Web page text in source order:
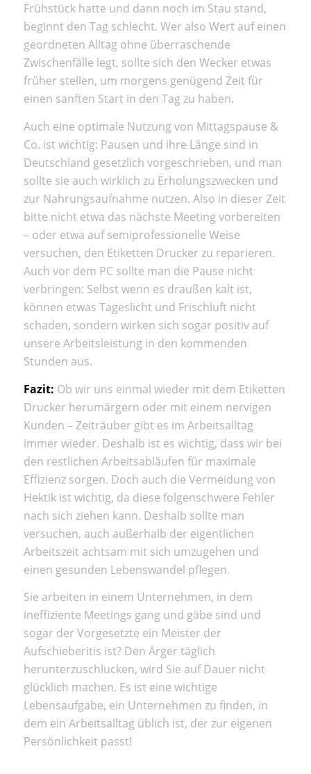
Frühstück hatte und dann noch im Stau stand,
beginnt den Tag schlecht. Wer also Wert auf einen
geordneten Alltag ohne überraschende
Zwischenfälle legt, sollte sich den Wecker etwas
früher stellen, um morgens genügend Zeit für
einen sanften Start in den Tag zu haben.
Auch eine optimale Nutzung von Mittagspause &
Co. ist wichtig: Pausen und ihre Länge sind in
Deutschland gesetzlich vorgeschrieben, und man
sollte sie auch wirklich zu Erholungszwecken und
zur Nahrungsaufnahme nutzen. Also in dieser Zeit
bitte nicht etwa das nächste Meeting vorbereiten
– oder etwa auf semiprofessionelle Weise
versuchen, den Etiketten Drucker zu reparieren.
Auch vor dem PC sollte man die Pause nicht
verbringen: Selbst wenn es draußen kalt ist,
können etwas Tageslicht und Frischluft nicht
schaden, sondern wirken sich sogar positiv auf
unsere Arbeitsleistung in den kommenden
Stunden aus.
Fazit: Ob wir uns einmal wieder mit dem Etiketten
Drucker herumärgern oder mit einem nervigen
Kunden – Zeiträuber gibt es im Arbeitsalltag
immer wieder. Deshalb ist es wichtig, dass wir bei
den restlichen Arbeitsabläufen für maximale
Effizienz sorgen. Doch auch die Vermeidung von
Hektik ist wichtig, da diese folgenschwere Fehler
nach sich ziehen kann. Deshalb sollte man
versuchen, auch außerhalb der eigentlichen
Arbeitszeit achtsam mit sich umzugehen und
einen gesunden Lebenswandel pflegen.
Sie arbeiten in einem Unternehmen, in dem
ineffiziente Meetings gang und gäbe sind und
sogar der Vorgesetzte ein Meister der
Aufschieberitis ist? Den Ärger täglich
herunterzuschlucken, wird Sie auf Dauer nicht
glücklich machen. Es ist eine wichtige
Lebensaufgabe, ein Unternehmen zu finden, in
dem ein Arbeitsalltag üblich ist, der zur eigenen
Persönlichkeit passt!